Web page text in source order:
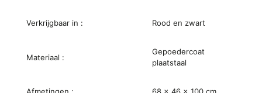
Verkrijgbaar in : Rood en zwart
Materiaal :
Gepoedercoat
plaatstaal